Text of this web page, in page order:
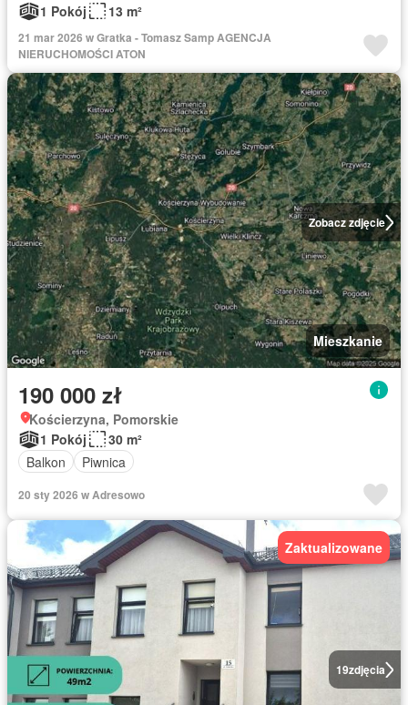
1 Pokój 13 m²
21 mar 2026 w Gratka - Tomasz Samp AGENCJA
NIERUCHOMOŚCI ATON
Zobacz zdjęcie
Mieszkanie
190 000 zł
Kościerzyna, Pomorskie
1 Pokój
30 m²
Balkon
Piwnica
20 sty 2026 w Adresowo
19zdjęcia
Zaktualizowane